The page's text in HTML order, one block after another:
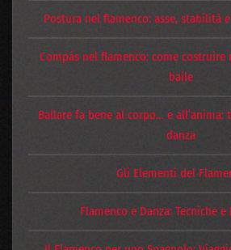
Postura nel flamenco: asse, stabilità
Compás nel flamenco: come
baile
Ballare fa bene al corpo… e
danza
Gli Elementi del
Flamenco e Danza: Tecniche